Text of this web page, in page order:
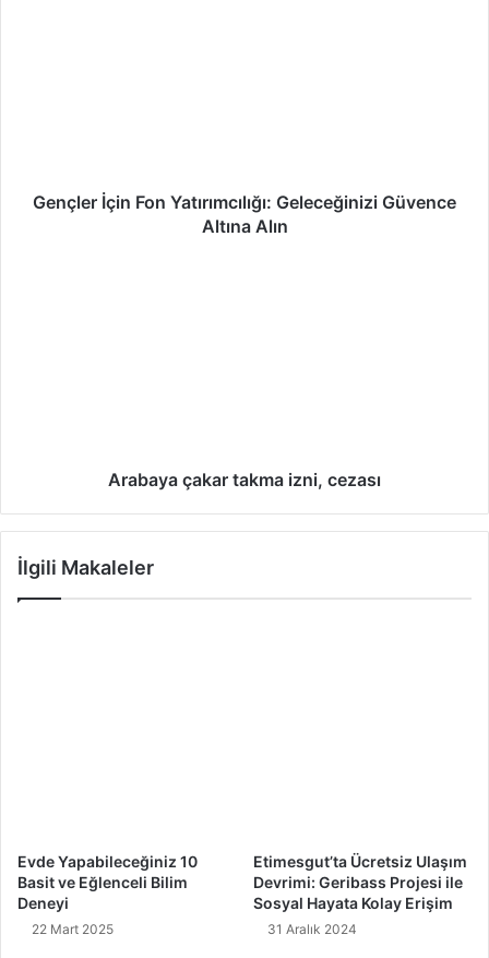
Gençler İçin Fon Yatırımcılığı: Geleceğinizi Güvence
Altına Alın
Arabaya çakar takma izni, cezası
İlgili Makaleler
Evde Yapabileceğiniz 10
Basit ve Eğlenceli Bilim
Deneyi
22 Mart 2025
Etimesgut’ta Ücretsiz Ulaşım
Devrimi: Geribass Projesi ile
Sosyal Hayata Kolay Erişim
31 Aralık 2024